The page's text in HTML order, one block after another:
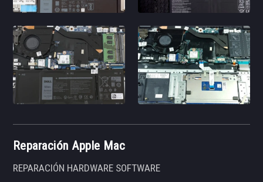
Reparación Apple Mac
REPARACIÓN HARDWARE SOFTWARE